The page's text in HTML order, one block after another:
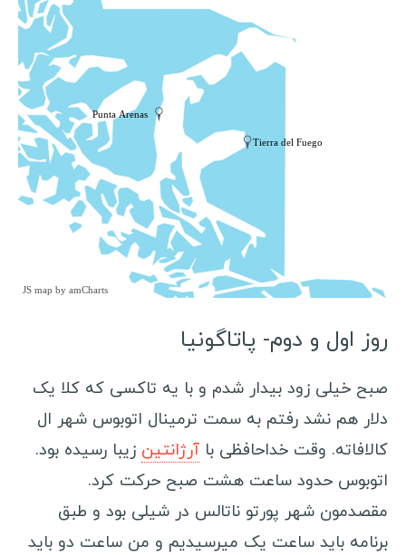
گینه بیسائو
لیبریا
غنا
بنین
آفریقای جنوبی
تانزانیا
Punta Arenas
JS map by amCharts
روز اول و دوم- پاتاگونیا
صبح خیلی زود بیدار شدم و با یه تاکسی که کلا یک
دلار هم نشد رفتم به سمت ترمینال اتوبوس شهر ال
کالافاته. وقت خداحافظی با آرژانتین زیبا رسیده بود.
اتوبوس حدود ساعت هشت صبح حرکت کرد.
مقصدمون شهر پورتو ناتالس در شیلی بود و طبق
برنامه باید ساعت یک میرسیدیم و من ساعت دو باید